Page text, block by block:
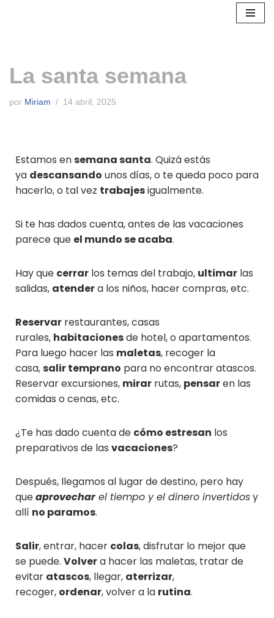
La santa semana
por Miriam 14 abril, 2025
Estamos ensemana santa. Quizá estás
ya descansando unos días, o te queda poco para
hacerlo, o tal vez trabajesigualmente.
Si te has dados cuenta, antes de las vacaciones
parece que el mundo se acaba.
Hay que cerrar los temas del trabajo, ultimar las
salidas, atendera los niños, hacer compras, etc.
Reservar restaurantes, casas
rurales, habitacionesde hotel, o apartamentos.
Para luego hacer las maletas, recoger la
casa,salir temprano para no encontrar atascos.
Reservar excursiones, mirar rutas, pensaren las
comidas o cenas, etc.
¿Te has dado cuenta de cómo estresan los
preparativos de las vacaciones?
Después, llegamos al lugar de destino, pero hay
queaprovecharel tiempo y el dinero invertidosy
allí no paramos.
Salir, entrar, hacer colas, disfrutar lo mejor que
se puede. Volvera hacer las maletas, tratar de
evitar atascos, llegar, aterrizar,
recoger, ordenar, volver a la rutina.